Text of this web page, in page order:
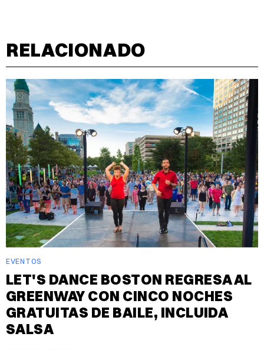
RELACIONADO
EVENTOS
LET'S DANCE BOSTON REGRESA AL
GREENWAY CON CINCO NOCHES
GRATUITAS DE BAILE, INCLUIDA
SALSA